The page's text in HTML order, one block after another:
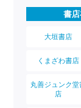
書
大垣書店
くまざわ書店
丸善ジュンク堂
店